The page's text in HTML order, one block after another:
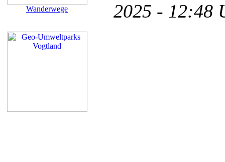
Wanderwege
2025 -